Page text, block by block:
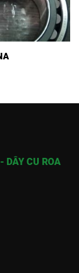
DÂY CU ROA